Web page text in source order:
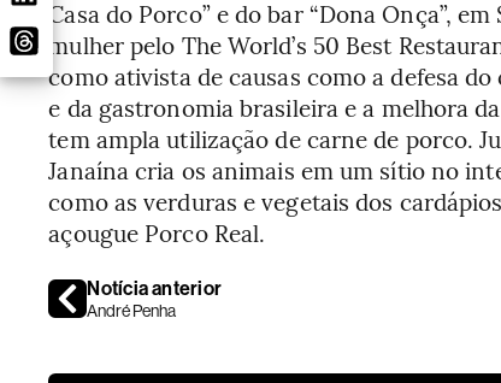
Casa do Porco” e do bar “Dona Onça”,
mulher pelo The World’s 50 Best
como ativista de causas como a defesa
e da gastronomia brasileira e a melhora
tem ampla utilização de carne de porco.
Janaína cria os animais em um sítio no
como as verduras e vegetais dos
açougue Porco Real.
Notícia anterior
André Penha